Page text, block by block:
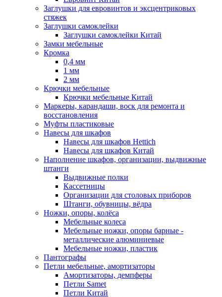
Заглушки для евровинтов и эксцентриковых
стяжек
Заглушки самоклейки
Заглушки самоклейки Китай
Замки мебельные
Кромка
0,4 мм
1 мм
2 мм
Крючки мебельные
Крючки мебельные Китай
Маркеры, карандаши, воск для ремонта и
восстановления
Муфты пластиковые
Навесы для шкафов
Навесы для шкафов Hettich
Навесы для шкафов Китай
Наполнение шкафов, организации, выдвижные
штанги
Выдвижные полки
Кассетницы
Организации для столовых приборов
Штанги, обувницы, вёдра
Ножки, опоры, колёса
Мебельные колеса
Мебельные ножки, опоры барные -
металлические алюминиевые
Мебельные ножки, пластик
Пантографы
Петли мебельные, амортизаторы
Амортизаторы, демпферы
Петли Samet
Петли Китай